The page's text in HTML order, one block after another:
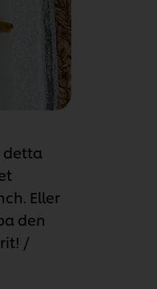
detta
Eller
den
/